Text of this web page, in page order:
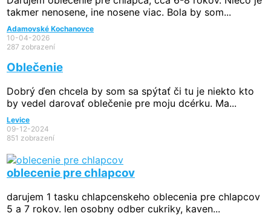
takmer nenosene, ine nosene viac. Bola by som...
Adamovské Kochanovce
10-04-2026
287 zobrazení
Oblečenie
Dobrý ďen chcela by som sa spýtať či tu je niekto kto
by vedel darovať oblečenie pre moju dcérku. Ma...
Levice
09-12-2024
851 zobrazení
oblecenie pre chlapcov
darujem 1 tasku chlapcenskeho oblecenia pre chlapcov
5 a 7 rokov. len osobny odber cukriky, kaven...